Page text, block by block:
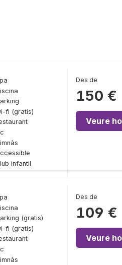
fi (gratis)
infantil
Des de
150 €
Veure
(gratis)
fi (gratis)
Des de
109 €
Veure